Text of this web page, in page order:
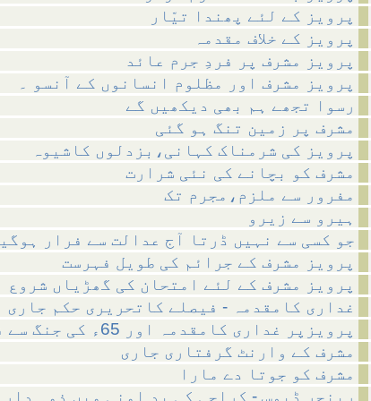
پرویز کے لئے پھندا تیّار
پرویز کے خلاف مقدمہ
پرویز مشرف پر فردِ جرم عائد
پرویز مشرف اور مظلوم انسانوں کے آنسو ۔
رسوا تجھے ہم بھی دیکھیں گے
مشرف پر زمین تنگ ہو گئی
پرویز کی شرمناک کہانی،بزدلوں کاشیوہ
مشرف کو بچانے کی نئی شرارت
مفرور سے ملزم،مجرم تک
ہیرو سے زیرو
جو کسی سے نہیں ڈرتا آج عدالت سے فرار
پرویز مشرف کے جرائم کی طویل فہرست
پرویز مشرف کے لئے امتحان کی گھڑیاں شروع
غداری کامقدمہ - فیصلے کاتحریری حکم جاری
پرویزپر غداری کامقدمہ اور 65ء کی جنگ سے فرار
مشرف کے وارنٹ گرفتاری جاری
مشرف کو جوتا دے مارا
رینجر ڈیوس - کراچی کی بد امنی میں ذمہ دار